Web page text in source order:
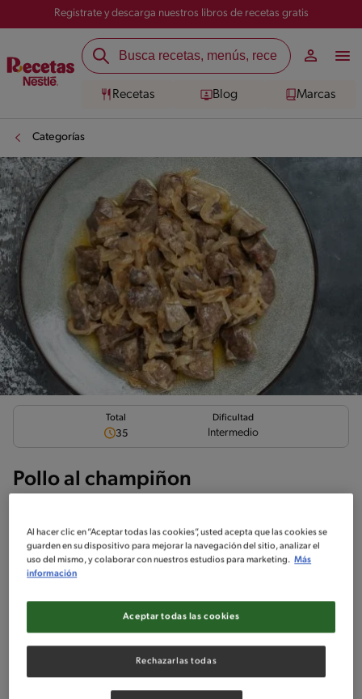
Registrate y descarga nuestros libros de recetas gratis
Recetas Blog Marcas
Categorías
Total
35
Dificultad
Intermedio
Pollo al champiñon
Ingredientes ¡A cocinar! Comentarios
Ingredientes
Porciones: 1
Al hacer clic en “Aceptar todas las cookies”, usted acepta que las cookies se
guarden en su dispositivo para mejorar la navegación del sitio, analizar el
uso del mismo, y colaborar con nuestros estudios para marketing. Más
información
Rechazarlas todas
Aceptar todas las cookies